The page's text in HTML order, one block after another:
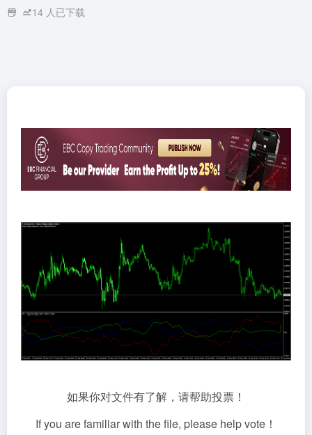
14 人已下载
如果你对文件有了解，请帮助投票！
If you are familiar with the file, please help vote！